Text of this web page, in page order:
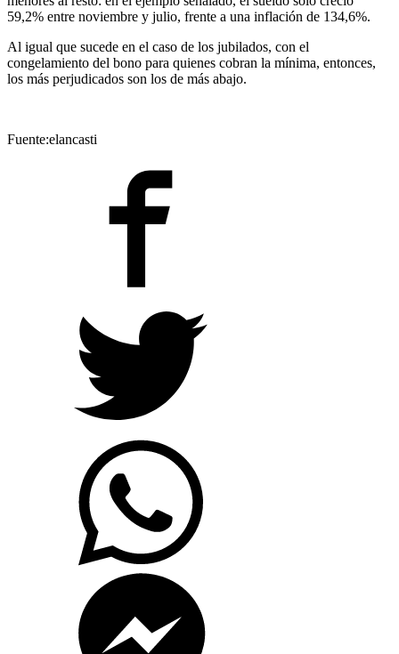
59,2% entre noviembre y julio, frente a una inflación de 134,6%.
Al igual que sucede en el caso de los jubilados, con el
congelamiento del bono para quienes cobran la mínima, entonces,
los más perjudicados son los de más abajo.
Fuente:elancasti